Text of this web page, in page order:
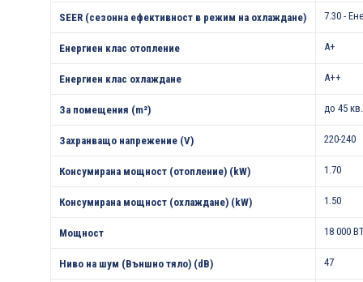
SEER (сезонна ефективност в режим на охлаждане) 7.30 -
Енергиен клас отопление A+
Енергиен клас охлаждане A++
За помещения (m²) до 45
Захранващо напрежение (V) 220-240
Консумирана мощност (отопление) (kW) 1.70
Консумирана мощност (охлаждане) (kW) 1.50
Мощност 18 000
Ниво на шум (Външно тяло) (dB) 47